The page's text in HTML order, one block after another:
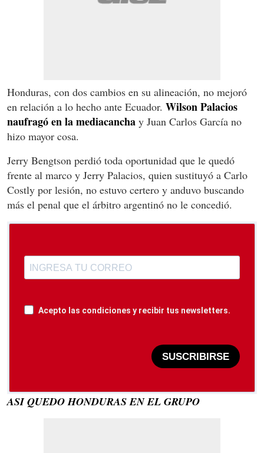
Honduras, con dos cambios en su alineación, no mejoró
en relación a lo hecho ante Ecuador. Wilson Palacios
naufragó en la mediacancha y Juan Carlos García no
hizo mayor cosa.
Jerry Bengtson perdió toda oportunidad que le quedó
frente al marco y Jerry Palacios, quien sustituyó a Carlo
Costly por lesión, no estuvo certero y anduvo buscando
más el penal que el árbitro argentinó no le concedió.
Acepto las condiciones y recibir tus newsletters.
SUSCRIBIRSE
ASI QUEDO HONDURAS EN EL GRUPO